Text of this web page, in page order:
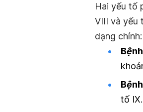
Hai yếu tố
VIII và yếu
dạng chính:
tố IX.